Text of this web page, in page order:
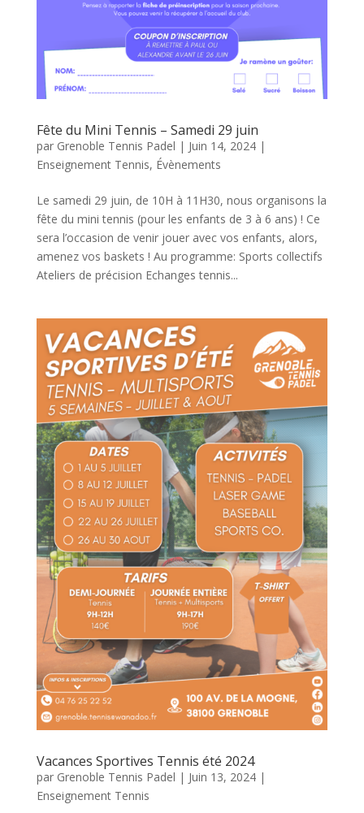
Fête du Mini Tennis – Samedi 29 juin
par Grenoble Tennis Padel | Juin 14, 2024|
Enseignement Tennis, Évènements
Le samedi 29 juin, de 10H à 11H30, nous organisons la
fête du mini tennis (pour les enfants de 3 à 6 ans) ! Ce
sera l’occasion de venir jouer avec vos enfants, alors,
amenez vos baskets ! Au programme: Sports collectifs
Ateliers de précision Echanges tennis...
Vacances Sportives Tennis été 2024
par Grenoble Tennis Padel | Juin 13, 2024|
Enseignement Tennis